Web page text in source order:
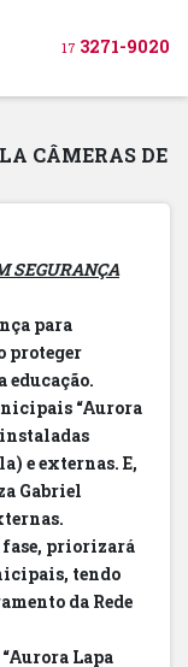
17 3271-9020
CÂMERAS DE
SEGURANÇA
para
proteger
educação.
“Aurora
instaladas
e externas. E,
Gabriel
priorizará
tendo
da Rede
Lapa